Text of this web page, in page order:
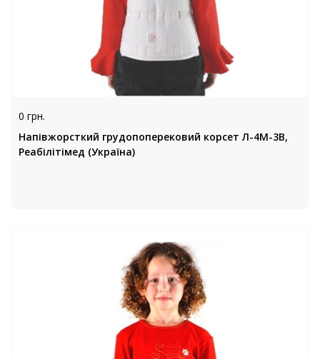
0 грн.
Напівжорсткий грудопоперековий корсет Л-4М-3В,
Реабілітімед (Україна)